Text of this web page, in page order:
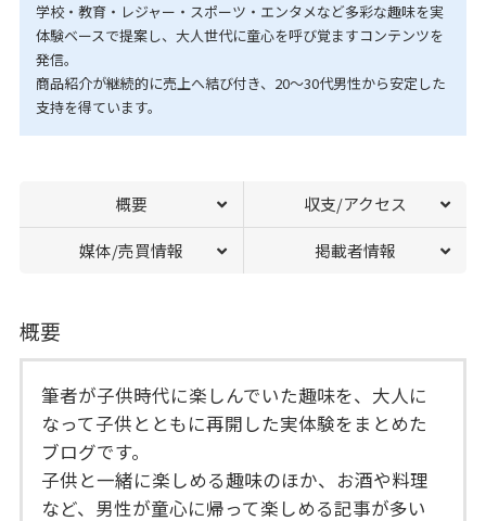
学校・教育・レジャー・スポーツ・エンタメなど多彩な趣味を実
体験ベースで提案し、大人世代に童心を呼び覚ますコンテンツを
発信。
商品紹介が継続的に売上へ結び付き、20〜30代男性から安定した
支持を得ています。
概要 収支/アクセス
媒体/売買情報 掲載者情報
概要
筆者が子供時代に楽しんでいた趣味を、大人に
なって子供とともに再開した実体験をまとめた
ブログです。
子供と一緒に楽しめる趣味のほか、お酒や料理
など、男性が童心に帰って楽しめる記事が多い